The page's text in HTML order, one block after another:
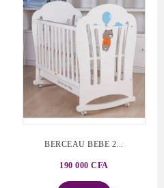
BERCEAU BEBE 2...
190 000 CFA